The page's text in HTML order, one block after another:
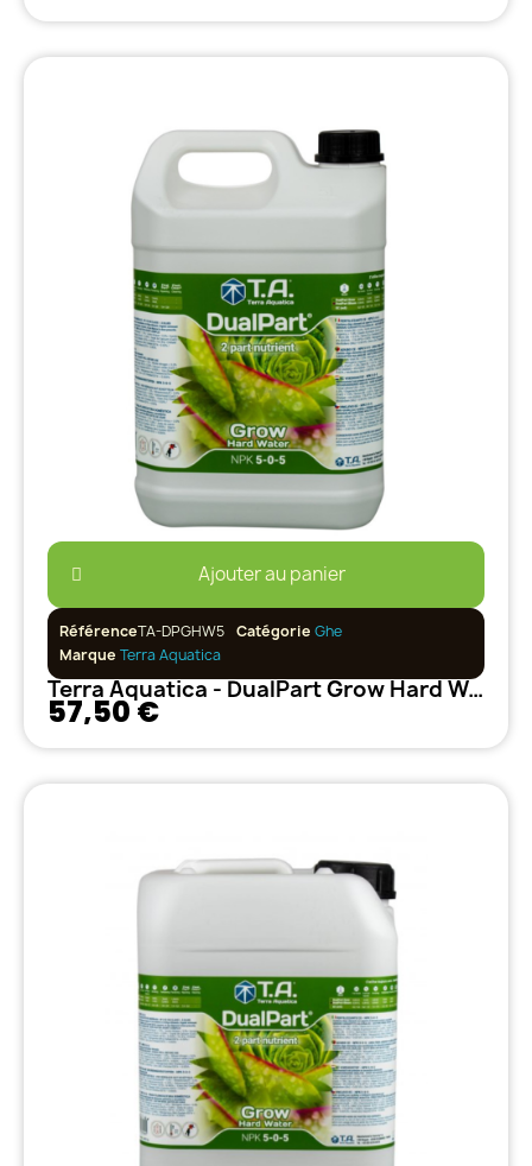
Ajouter au panier
RéférenceTA-DPGHW5 Catégorie Ghe
Marque Terra Aquatica
Terra Aquatica - DualPart Grow Hard Water - 5L
57,50 €